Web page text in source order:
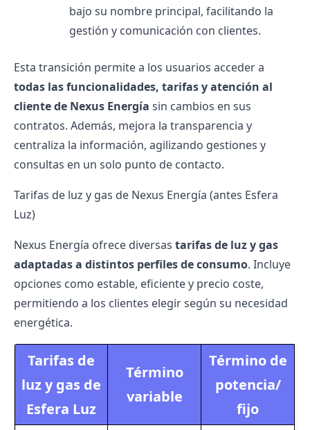
bajo su nombre principal, facilitando la
gestión y comunicación con clientes.
Esta transición permite a los usuarios acceder a
todas las funcionalidades, tarifas y atención al
cliente de Nexus Energía sin cambios en sus
contratos. Además, mejora la transparencia y
centraliza la información, agilizando gestiones y
consultas en un solo punto de contacto.
Tarifas de luz y gas de Nexus Energía (antes Esfera
Luz)
Nexus Energía ofrece diversas tarifas de luz y gas
adaptadas a distintos perfiles de consumo. Incluye
opciones como estable, eficiente y precio coste,
permitiendo a los clientes elegir según su necesidad
energética.
Tarifas de
luz y gas de
Esfera Luz
Término
variable
Término de
potencia/
fijo